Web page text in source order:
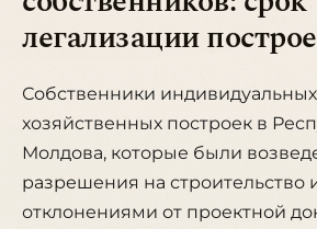
легализации
Собственники
хозяйственных построек в
Молдова, которые были
разрешения на строительство
отклонениями от проектной